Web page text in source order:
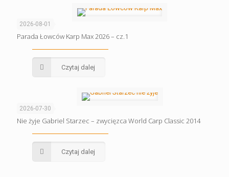
2026-08-01
Parada Łowców Karp Max 2026 – cz.1
Czytaj dalej
2026-07-30
Nie żyje Gabriel Starzec – zwycięzca World Carp Classic 2014
Czytaj dalej